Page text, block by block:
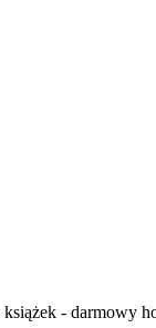
- darmowy